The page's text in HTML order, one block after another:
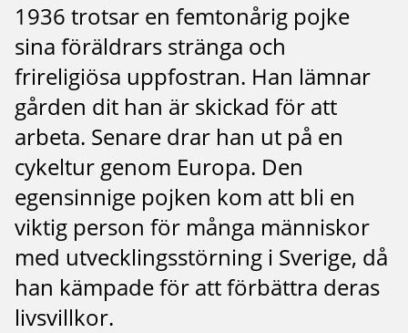
1936 trotsar en femtonårig pojke
sina föräldrars stränga och
frireligiösa uppfostran. Han lämnar
gården dit han är skickad för att
arbeta. Senare drar han ut på en
cykeltur genom Europa. Den
egensinnige pojken kom att bli en
viktig person för många människor
med utvecklingsstörning i Sverige, då
han kämpade för att förbättra deras
livsvillkor.